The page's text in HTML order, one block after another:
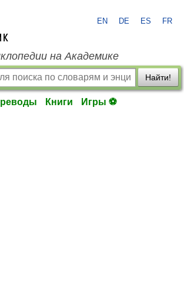
EN DE ES FR
на Академике
Найти!
Книги Игры ⚽